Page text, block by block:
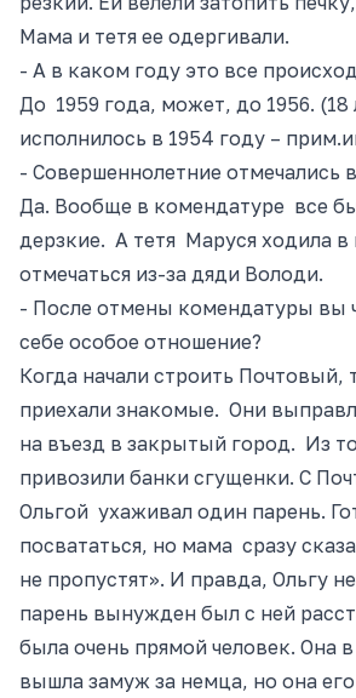
Мама и тетя ее одергивали.
- А в каком году это все
До 1959 года, может, до 1956. (18
исполнилось в 1954 году –
- Совершеннолетние отмечались
Да. Вообще в комендатуре все
дерзкие. А тетя Маруся ходила в
отмечаться из-за дяди Володи.
- После отмены комендатуры вы
себе особое отношение?
Когда начали строить Почтовый,
приехали знакомые. Они
на въезд в закрытый город. Из
привозили банки сгущенки. С
Ольгой ухаживал один парень.
посвататься, но мама сразу
не пропустят». И правда, Ольгу
парень вынужден был с ней
была очень прямой человек. Она
вышла замуж за немца, но она